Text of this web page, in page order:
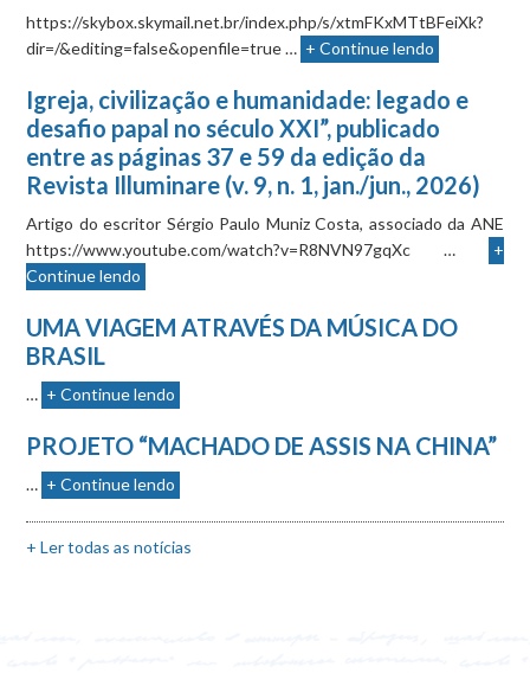
https://skybox.skymail.net.br/index.php/s/xtmFKxMTtBFeiXk?
dir=/&editing=false&openfile=true … + Continue lendo
Igreja, civilização e humanidade: legado e
desafio papal no século XXI”, publicado
entre as páginas 37 e 59 da edição da
Revista Illuminare (v. 9, n. 1, jan./jun., 2026)
Artigo do escritor Sérgio Paulo Muniz Costa, associado da ANE
https://www.youtube.com/watch?v=R8NVN97gqXc …
+
Continue lendo
UMA VIAGEM ATRAVÉS DA MÚSICA DO
BRASIL
… + Continue lendo
PROJETO “MACHADO DE ASSIS NA CHINA”
… + Continue lendo
+ Ler todas as notícias